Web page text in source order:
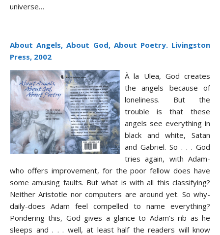
universe…
About Angels, About God, About Poetry. Livingston
Press, 2002
À la Ulea, God creates
the angels because of
loneliness. But the
trouble is that these
angels see everything in
black and white, Satan
and Gabriel. So . . . God
tries again, with Adam-
who offers improvement, for the poor fellow does have
some amusing faults. But what is with all this classifying?
Neither Aristotle nor computers are around yet. So why-
daily-does Adam feel compelled to name everything?
Pondering this, God gives a glance to Adam’s rib as he
sleeps and . . . well, at least half the readers will know